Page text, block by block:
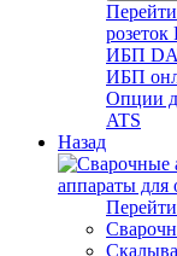
розеток
ИБП
ИБП
Опции
ATS
Назад
аппараты для